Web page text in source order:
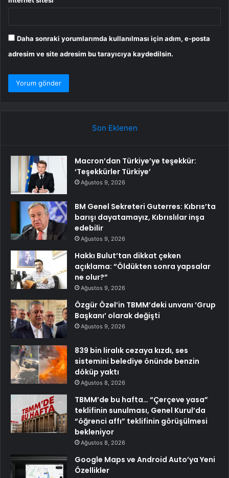
Daha sonraki yorumlarımda kullanılması için adım, e-posta
adresim ve site adresim bu tarayıcıya kaydedilsin.
Son Eklenen
Macron’dan Türkiye’ye teşekkür:
‘Teşekkürler Türkiye’
Ağustos 9, 2026
BM Genel Sekreteri Guterres: Kıbrıs’ta
barışı dayatamayız, Kıbrıslılar inşa
edebilir
Ağustos 9, 2026
Hakkı Bulut’tan dikkat çeken
açıklama: “Öldükten sonra yapsalar
ne olur?”
Ağustos 9, 2026
Özgür Özel’in TBMM’deki unvanı ‘Grup
Başkanı’ olarak değişti
Ağustos 9, 2026
839 bin liralık cezaya kızdı, ses
sistemini belediye önünde benzin
döküp yaktı
Ağustos 8, 2026
TBMM’de bu hafta… “Çerçeve yasa”
teklifinin sunulması, Genel Kurul’da
“öğrenci affı” teklifinin görüşülmesi
bekleniyor
Ağustos 8, 2026
Google Maps ve Android Auto’ya Yeni
Özellikler